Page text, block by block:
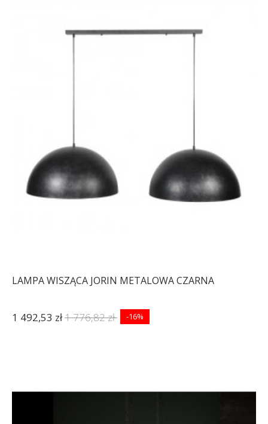
LAMPA WISZĄCA JORIN METALOWA CZARNA
1 492,53 zł1 776,82 zł -16%